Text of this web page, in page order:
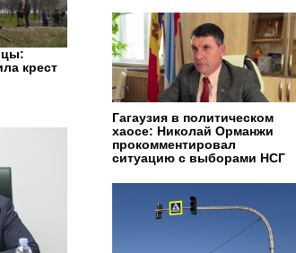
крест
Гагаузия в политическом
хаосе: Николай Орманжи
прокомментировал
ситуацию с выборами НСГ